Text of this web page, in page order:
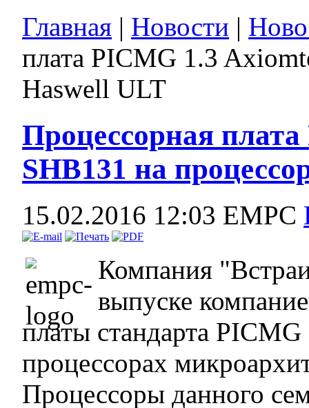
Главная | Новости |
плата PICMG 1.3
Haswell ULT
Процессорная
SHB131 на
15.02.2016 12:03 EMPC
Компания
выпуске
платы стандарта
процессорах
Процессоры данного